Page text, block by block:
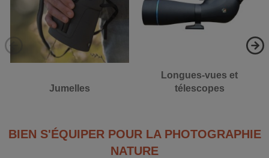
Jumelles
Longues-vues et
télescopes
BIEN S'ÉQUIPER POUR LA PHOTOGRAPHIE
NATURE